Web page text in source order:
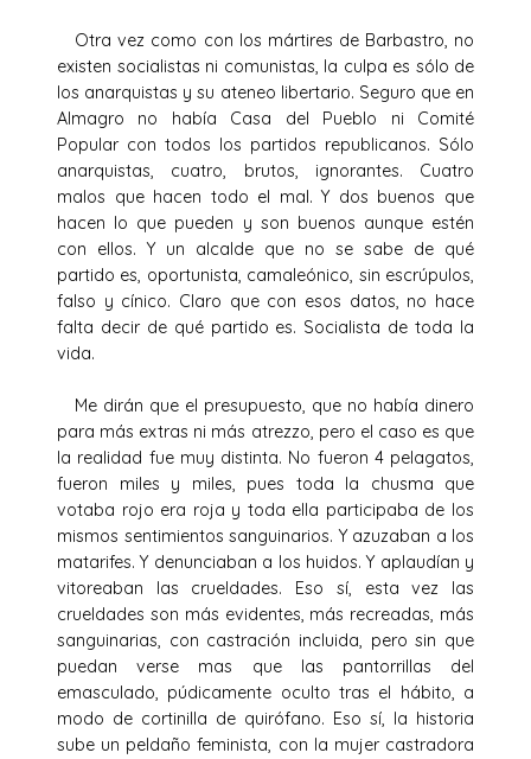
Otra vez como con los mártires de Barbastro, no
existen socialistas ni comunistas, la culpa es sólo de
los anarquistas y su ateneo libertario. Seguro que en
Almagro no había Casa del Pueblo ni Comité
Popular con todos los partidos republicanos. Sólo
anarquistas, cuatro, brutos, ignorantes. Cuatro
malos que hacen todo el mal. Y dos buenos que
hacen lo que pueden y son buenos aunque estén
con ellos. Y un alcalde que no se sabe de qué
partido es, oportunista, camaleónico, sin escrúpulos,
falso y cínico. Claro que con esos datos, no hace
falta decir de qué partido es. Socialista de toda la
vida.
Me dirán que el presupuesto, que no había dinero
para más extras ni más atrezzo, pero el caso es que
la realidad fue muy distinta. No fueron 4 pelagatos,
fueron miles y miles, pues toda la chusma que
votaba rojo era roja y toda ella participaba de los
mismos sentimientos sanguinarios. Y azuzaban a los
matarifes. Y denunciaban a los huidos. Y aplaudían y
vitoreaban las crueldades. Eso sí, esta vez las
crueldades son más evidentes, más recreadas, más
sanguinarias, con castración incluida, pero sin que
puedan verse mas que las pantorrillas del
emasculado, púdicamente oculto tras el hábito, a
modo de cortinilla de quirófano. Eso sí, la historia
sube un peldaño feminista, con la mujer castradora